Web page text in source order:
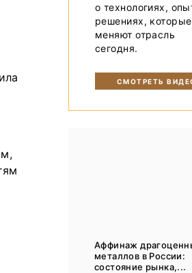
о технологиях,
решениях, которые
меняют отрасль
сегодня.
СМОТРЕТЬ
Аффинаж
металлов в России:
состояние рынка,...